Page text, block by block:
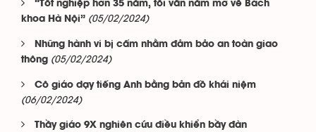
“Tốt nghiệp hơn 35 năm, tôi vẫn nằm mơ về Bách
khoa Hà Nội” (05/02/2024)
Những hành vi bị cấm nhằm đảm bảo an toàn giao
thông (05/02/2024)
Cô giáo dạy tiếng Anh bằng bản đồ khái niệm
(06/02/2024)
Thầy giáo 9X nghiên cứu điều khiển bầy đàn